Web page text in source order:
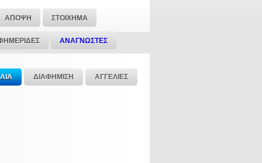
ΑΠΟΨΗ ΣΤΟΙΧΗΜΑ
ΑΝΑΓΝΩΣΤΕΣ
ΔΙΑΦΗΜΙΣΗ ΑΓΓΕΛΙΕΣ